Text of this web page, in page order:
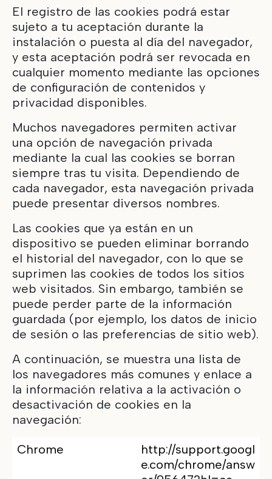
El registro de las cookies podrá estar
sujeto a tu aceptación durante la
instalación o puesta al día del navegador,
y esta aceptación podrá ser revocada en
cualquier momento mediante las opciones
de configuración de contenidos y
privacidad disponibles.
Muchos navegadores permiten activar
una opción de navegación privada
mediante la cual las cookies se borran
siempre tras tu visita. Dependiendo de
cada navegador, esta navegación privada
puede presentar diversos nombres.
Las cookies que ya están en un
dispositivo se pueden eliminar borrando
el historial del navegador, con lo que se
suprimen las cookies de todos los sitios
web visitados. Sin embargo, también se
puede perder parte de la información
guardada (por ejemplo, los datos de inicio
de sesión o las preferencias de sitio web).
A continuación, se muestra una lista de
los navegadores más comunes y enlace a
la información relativa a la activación o
desactivación de cookies en la
navegación:
Chrome
http://support.googl
e.com/chrome/answ